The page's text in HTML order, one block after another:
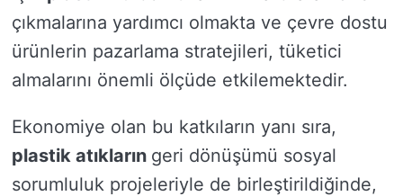
çıkmalarına yardımcı olmakta ve çevre dostu
ürünlerin pazarlama stratejileri, tüketici
almalarını önemli ölçüde etkilemektedir.
Ekonomiye olan bu katkıların yanı sıra,
plastik atıkların geri dönüşümü sosyal
sorumluluk projeleriyle de birleştirildiğinde,